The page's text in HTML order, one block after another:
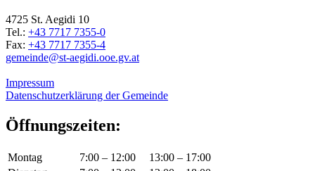
4725 St. Aegidi 10
Tel.: +43 7717 7355-0
Fax: +43 7717 7355-4
gemeinde@st-aegidi.ooe.gv.at
Impressum
Datenschutzerklärung der Gemeinde
Öffnungszeiten:
Montag 7:00 – 12:00
13:00 – 17:00